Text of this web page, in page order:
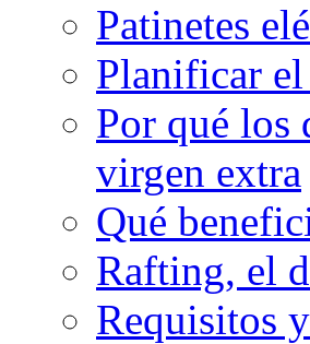
Patinetes
Planificar
Por qué los
virgen extra
Qué
Rafting, el
Requisitos